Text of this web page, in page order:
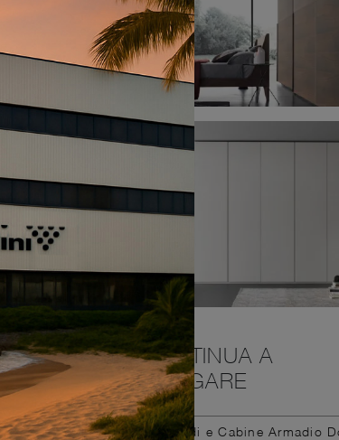
CONTINUA A
NAVIGARE
Armadi e Cabine Armadio